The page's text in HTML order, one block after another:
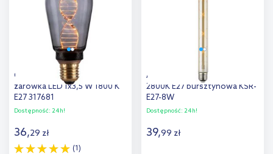
porównania
Goldlux DecoVintage
żarówka LED 1x3,5 W 1800 K
E27 317681
Dostępność: 24h!
36,29 zł
(1)
Abigali Amber żarówka 1x8W
2800K E27 bursztynowa KSR-
E27-8W
Dostępność: 24h!
39,99 zł